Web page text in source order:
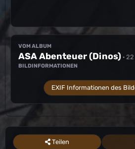
VOM ALBUM
ASA Abenteuer (Dinos) ·
BILDINFORMATIONEN
EXIF Informationen des
Teilen